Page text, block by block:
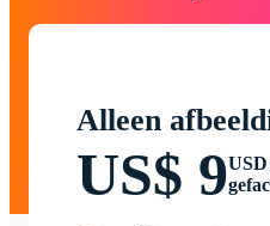
Alleen
US$ 9